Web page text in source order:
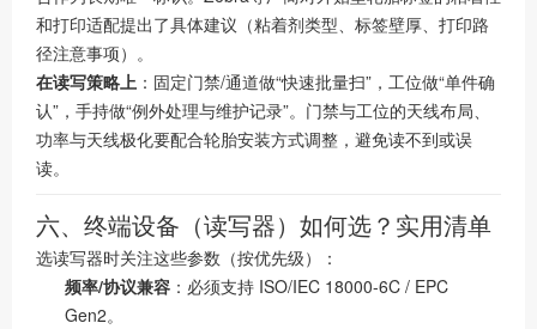
和打印适配提出了具体建议（粘着剂类型、标签壁厚、打印路
径注意事项）。
在读写策略上 ：固定门禁/通道做“快速批量扫”，工位做“单件确
认”，手持做“例外处理与维护记录”。门禁与工位的天线布局、
功率与天线极化要配合轮胎安装方式调整，避免读不到或误
读。
六、终端设备（读写器）如何选？实用清单
选读写器时关注这些参数（按优先级）：
频率/协议兼容 ：必须支持 ISO/IEC 18000-6C / EPC
Gen2。